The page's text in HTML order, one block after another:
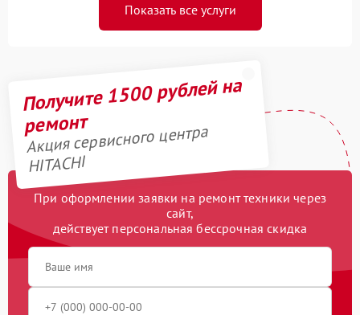
Показать все услуги
Получите 1500 рублей на
ремонт
Акция сервисного центра
HITACHI
При оформлении заявки на ремонт техники через
сайт,
действует персональная бессрочная скидка